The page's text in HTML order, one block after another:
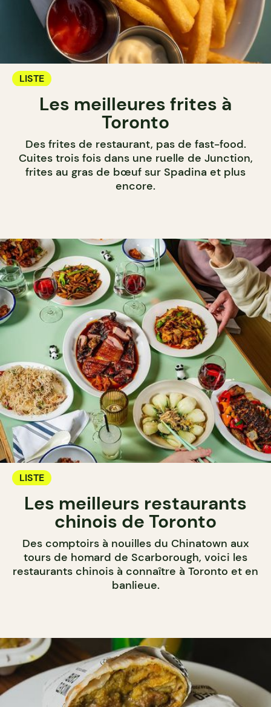
LISTE
Les meilleures frites à
Toronto
Des frites de restaurant, pas de fast-food.
Cuites trois fois dans une ruelle de Junction,
frites au gras de bœuf sur Spadina et plus
encore.
LISTE
Les meilleurs restaurants
chinois de Toronto
Des comptoirs à nouilles du Chinatown aux
tours de homard de Scarborough, voici les
restaurants chinois à connaître à Toronto et en
banlieue.